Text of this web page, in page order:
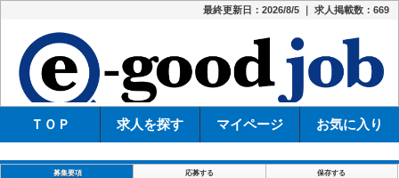
最終更新日：2026/8/5 ｜ 求人掲載数：669
ＴＯＰ 求人を探す マイページ お気に入り
募集要項 応募する 保存する